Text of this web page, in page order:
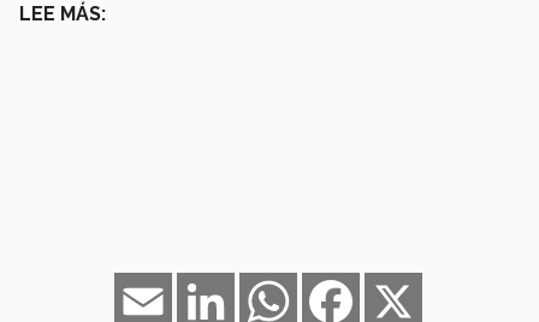
LEE MÁS:
Facebook
WhatsApp
LinkedIn
Email